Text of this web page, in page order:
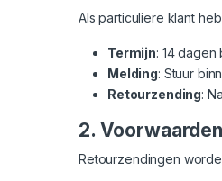
Als particuliere klant
Termijn: 14
Melding: Stuur
Retourzending:
2.
Retourzendingen